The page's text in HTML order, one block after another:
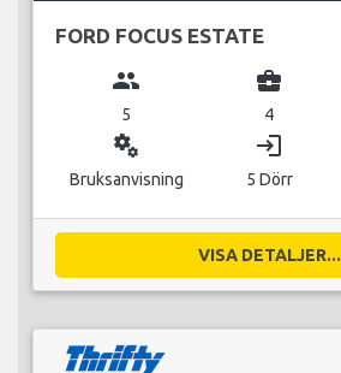
FORD FOCUS ESTATE
group
5
business_center
4
miscellaneous_services
Bruksanvisning
login
5 Dörr
VISA DETALJER...